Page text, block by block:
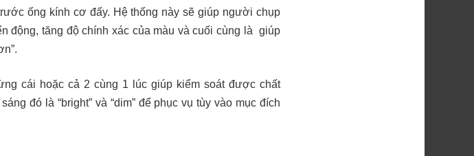
ống kính cơ đấy. Hệ thống này sẽ giúp người chụp
động, tăng độ chính xác của màu và cuối cùng là giúp
cái hoặc cả 2 cùng 1 lúc giúp kiểm soát được chất
đó là “bright” và “dim” để phục vụ tùy vào mục đích